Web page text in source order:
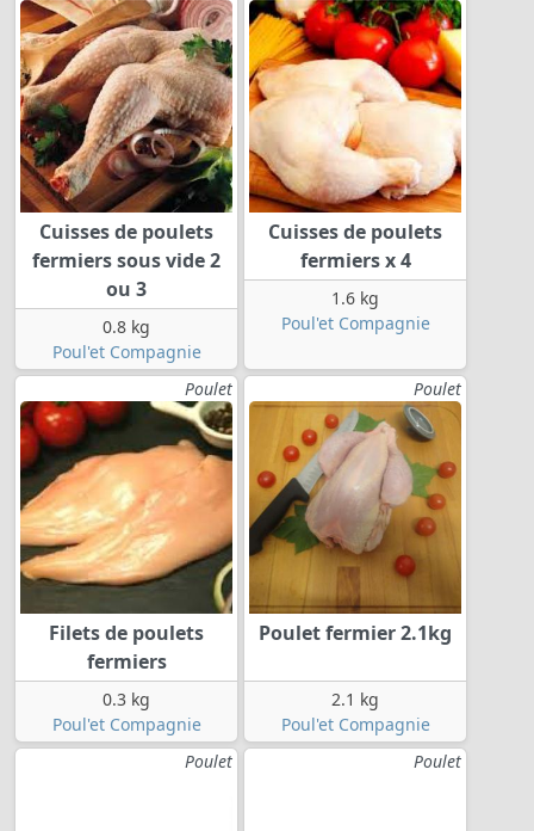
Cuisses de poulets
fermiers sous vide 2
ou 3
0.8 kg
Poul'et Compagnie
Cuisses de poulets
fermiers x 4
1.6 kg
Poul'et Compagnie
Poulet
Filets de poulets
fermiers
0.3 kg
Poul'et Compagnie
Poulet
Poulet fermier 2.1kg
2.1 kg
Poul'et Compagnie
Poulet
Poulet